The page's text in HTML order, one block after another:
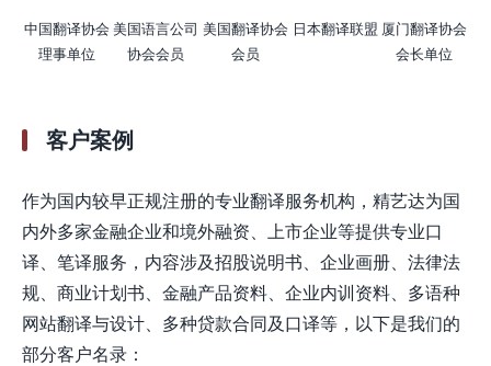
中国翻译协会
理事单位
美国语言公司
协会会员
美国翻译协会
会员
日本翻译联盟 厦门翻译协会
会长单位
客户案例
作为国内较早正规注册的专业翻译服务机构，精艺达为国
内外多家金融企业和境外融资、上市企业等提供专业口
译、笔译服务，内容涉及招股说明书、企业画册、法律法
规、商业计划书、金融产品资料、企业内训资料、多语种
网站翻译与设计、多种贷款合同及口译等，以下是我们的
部分客户名录：